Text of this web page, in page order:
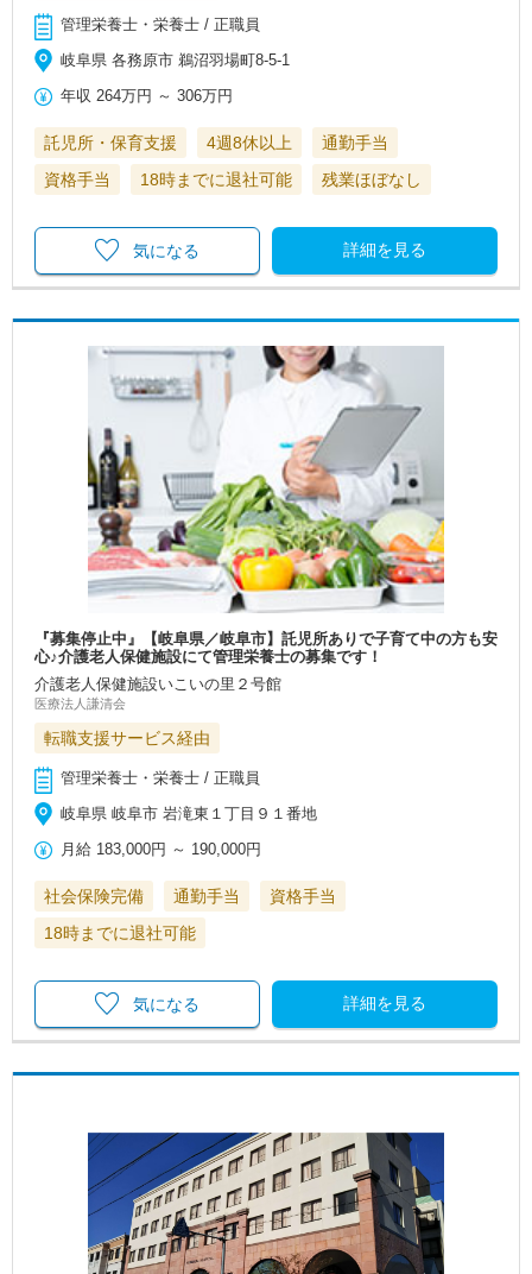
管理栄養士・栄養士 / 正職員
岐阜県 各務原市 鵜沼羽場町8-5-1
年収 264万円 ～306万円
託児所・保育支援 4週8休以上
通勤手当
資格手当
18時までに退社可能 残業ほぼなし
詳細を見る
気になる
『募集停止中』【岐阜県／岐阜市】託児所ありで子育て中の方も安
心♪介護老人保健施設にて管理栄養士の募集です！
介護老人保健施設いこいの里２号館
医療法人謙清会
転職支援サービス経由
管理栄養士・栄養士 / 正職員
岐阜県 岐阜市 岩滝東１丁目９１番地
月給 183,000円 ～ 190,000円
社会保険完備 通勤手当
資格手当
18時までに退社可能
詳細を見る
気になる